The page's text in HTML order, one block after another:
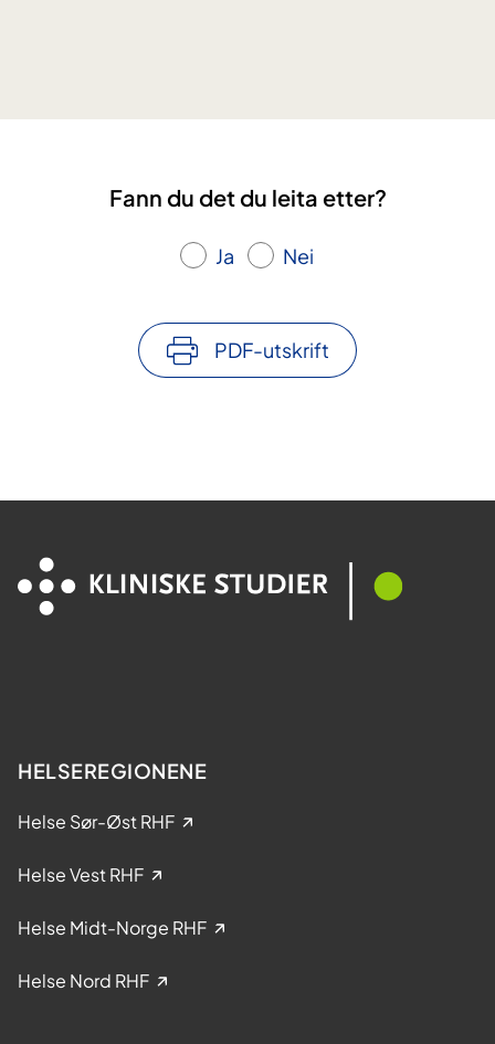
i
Fann du det du leita etter?
Ja Nei
PDF-utskrift
HELSEREGIONENE
Helse Sør-Øst RHF
Helse Vest RHF
Helse Midt-Norge RHF
Helse Nord RHF